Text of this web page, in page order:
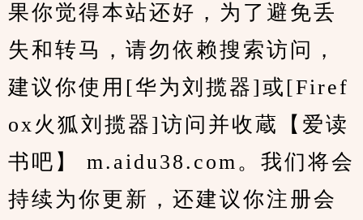
果你觉得本站还好，为了避免丢
失和转马，请勿依赖搜索访问，
建议你使用[华为刘揽器]或[Firef
ox火狐刘揽器]访问并收蔵【爱读
书吧】 m.aidu38.com。我们将会
持续为你更新，还建议你注册会